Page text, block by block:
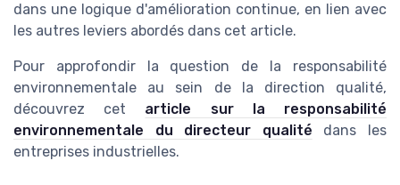
dans une logique d'amélioration continue, en lien avec
les autres leviers abordés dans cet article.
Pour approfondir la question de la responsabilité
environnementale au sein de la direction qualité,
découvrez cet article sur la responsabilité
environnementale du directeur qualité dans les
entreprises industrielles.